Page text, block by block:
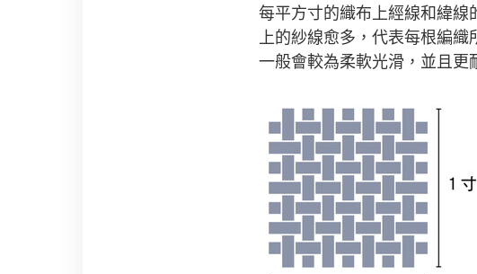
每平方寸的織布上經線和緯
上的紗線愈多，代表每根編
一般會較為柔軟光滑，並且更